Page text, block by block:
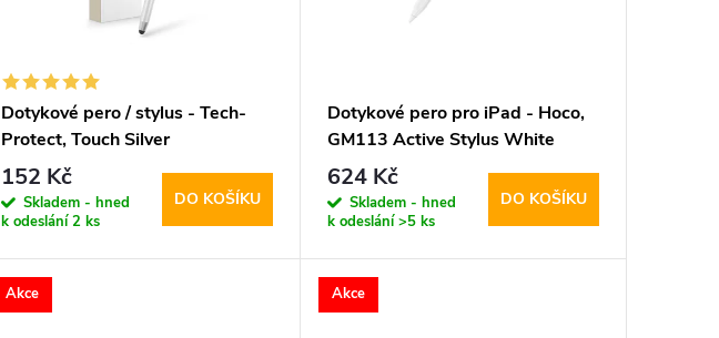
Dotykové pero / stylus - Tech-
Protect, Touch Silver
152 Kč
Skladem - hned
k odeslání2 ks
DO KOŠÍKU
Dotykové pero pro iPad - Hoco,
GM113 Active Stylus White
624 Kč
Skladem - hned
k odeslání>5 ks
DO KOŠÍKU
Akce Akce